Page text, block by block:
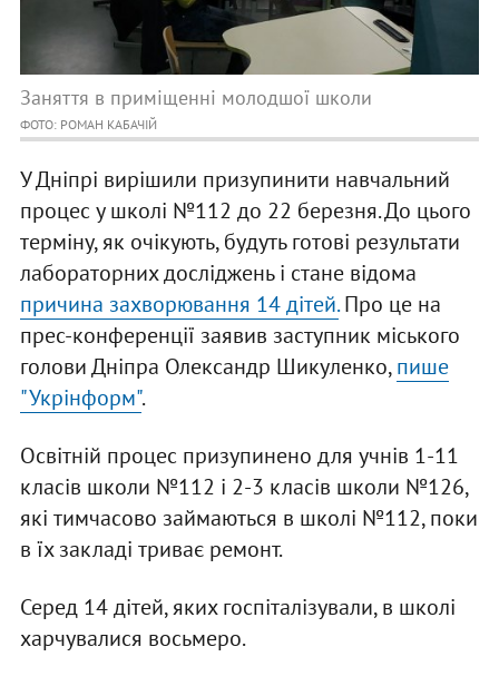
Заняття в приміщенні молодшої школи
ФОТО: РОМАН КАБАЧІЙ
У Дніпрі вирішили призупинити навчальний
процес у школі №112 до 22 березня. До цього
терміну, як очікують, будуть готові результати
лабораторних досліджень і стане відома
причина захворювання 14 дітей.Про це на
прес-конференції заявив заступник міського
голови Дніпра Олександр Шикуленко,пише
"Укрінформ".
Освітній процес призупинено для учнів 1-11
класів школи №112 і 2-3 класів школи №126,
які тимчасово займаються в школі №112, поки
в їх закладі триває ремонт.
Серед 14 дітей, яких госпіталізували, в школі
харчувалися восьмеро.